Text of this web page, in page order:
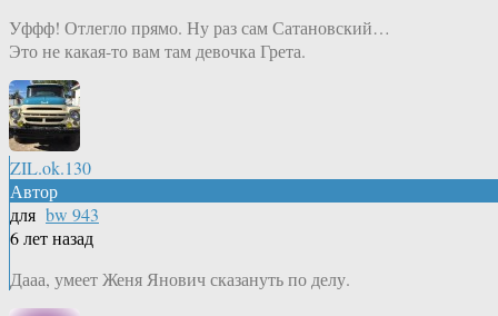
Уффф! Отлегло прямо. Ну раз сам Сатановский…
Это не какая-то вам там девочка Грета.
ZIL.ok.130
Автор
для bw 943
6 лет назад
Дааа, умеет Женя Янович сказануть по делу.